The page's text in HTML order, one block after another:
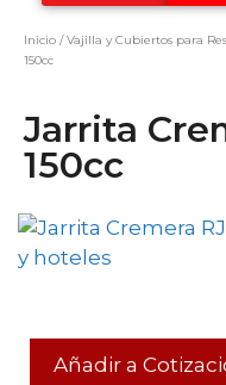
Inicio /Vajilla y Cubiertos para
150cc
Jarrita
150cc
Añadir a